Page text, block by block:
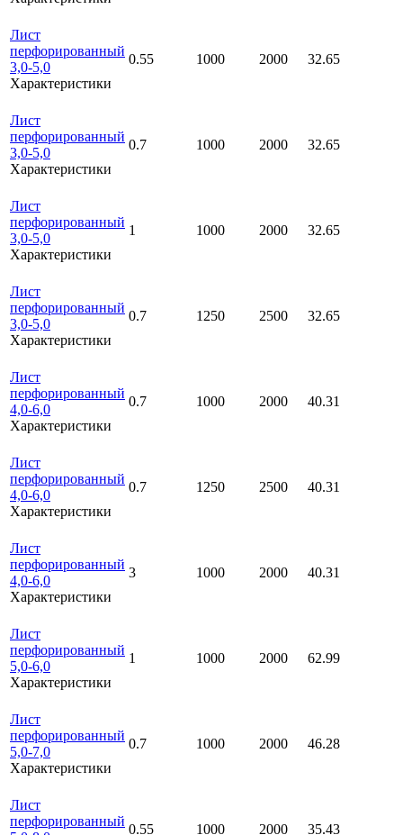
Лист
перфорированный
3,0-5,0
Характеристики
0.55 1000 2000 32.65
Лист
перфорированный
3,0-5,0
Характеристики
0.7 1000 2000 32.65
Лист
перфорированный
3,0-5,0
Характеристики
1 1000 2000 32.65
Лист
перфорированный
3,0-5,0
Характеристики
0.7 1250 2500 32.65
Лист
перфорированный
4,0-6,0
Характеристики
0.7 1000 2000 40.31
Лист
перфорированный
4,0-6,0
Характеристики
0.7 1250 2500 40.31
Лист
перфорированный
4,0-6,0
Характеристики
3 1000 2000 40.31
Лист
перфорированный
5,0-6,0
Характеристики
1 1000 2000 62.99
Лист
перфорированный
5,0-7,0
Характеристики
0.7 1000 2000 46.28
Лист
перфорированный
0.55 1000 2000 35.43